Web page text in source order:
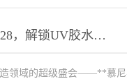
威格鲁高分子诚邀莅临 | 2025慕尼黑上海电子展W1.1828，解锁UV胶水尖端科技！
领域的超级盛会——**慕